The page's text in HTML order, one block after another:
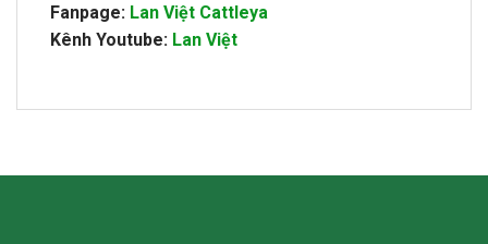
Fanpage: Lan Việt Cattleya
Kênh Youtube: Lan Việt